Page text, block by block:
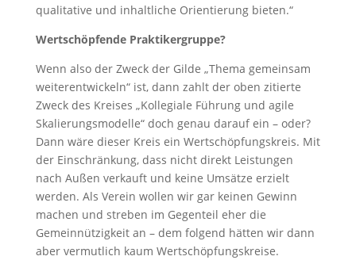
qualitative und inhaltliche Orientierung bieten.“
Wertschöpfende Praktikergruppe?
Wenn also der Zweck der Gilde „Thema gemeinsam
weiterentwickeln“ ist, dann zahlt der oben zitierte
Zweck des Kreises „Kollegiale Führung und agile
Skalierungsmodelle“ doch genau darauf ein – oder?
Dann wäre dieser Kreis ein Wertschöpfungskreis. Mit
der Einschränkung, dass nicht direkt Leistungen
nach Außen verkauft und keine Umsätze erzielt
werden. Als Verein wollen wir gar keinen Gewinn
machen und streben im Gegenteil eher die
Gemeinnützigkeit an – dem folgend hätten wir dann
aber vermutlich kaum Wertschöpfungskreise.